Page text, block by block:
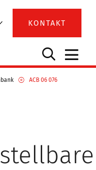
KONTAKT
ACB 06 076